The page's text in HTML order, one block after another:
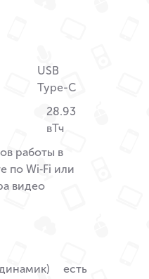
USB
Type-C
28.93
вТч
работы в
по Wi‑Fi или
видео
есть